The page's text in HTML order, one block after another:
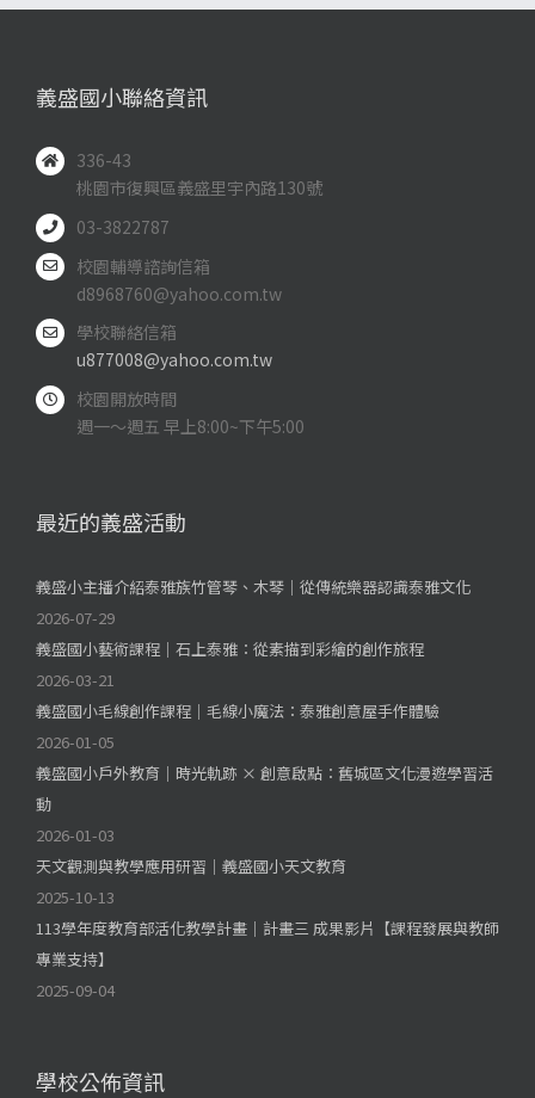
義盛國小聯絡資訊
336-43
桃園市復興區義盛里宇內路130號
03-3822787
校園輔導諮詢信箱
d8968760@yahoo.com.tw
學校聯絡信箱
u877008@yahoo.com.tw
校園開放時間
週一～週五 早上8:00~下午5:00
最近的義盛活動
義盛小主播介紹泰雅族竹管琴、木琴｜從傳統樂器認識泰雅文化
2026-07-29
義盛國小藝術課程｜石上泰雅：從素描到彩繪的創作旅程
2026-03-21
義盛國小毛線創作課程｜毛線小魔法：泰雅創意屋手作體驗
2026-01-05
義盛國小戶外教育｜時光軌跡 × 創意啟點：舊城區文化漫遊學習活
動
2026-01-03
天文觀測與教學應用研習｜義盛國小天文教育
2025-10-13
113學年度教育部活化教學計畫｜計畫三 成果影片【課程發展與教師
專業支持】
2025-09-04
學校公佈資訊